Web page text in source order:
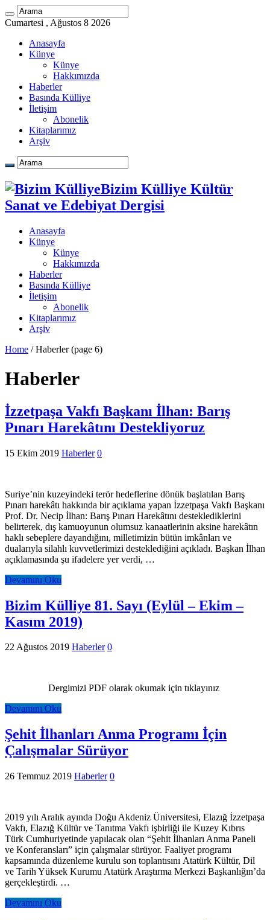
Cumartesi , Ağustos 8 2026
Anasayfa
Künye
Künye
Hakkımızda
Haberler
Basında Külliye
İletişim
Abonelik
Kitaplarımız
Arşiv
Bizim Külliye Kültür
Sanat ve Edebiyat Dergisi
Anasayfa
Künye
Künye
Hakkımızda
Haberler
Basında Külliye
İletişim
Abonelik
Kitaplarımız
Arşiv
Home / Haberler(page 6)
Haberler
İzzetpaşa Vakfı Başkanı İlhan: Barış
Pınarı Harekâtını Destekliyoruz
15 Ekim 2019 Haberler 0
Suriye’nin kuzeyindeki terör hedeflerine dönük başlatılan Barış
Pınarı harekâtı hakkında bir açıklama yapan İzzetpaşa Vakfı Başkanı
Prof. Dr. Necip İlhan: Barış Pınarı Harekâtını desteklediklerini
belirterek, dış kamuoyunun olumsuz kanaatlerinin aksine harekâtın
haklı sebeplere dayandığını, milletimizin bütün imkânları ve
dualarıyla silahlı kuvvetlerimizi desteklediğini açıkladı. Başkan İlhan
açıklamasında şu ifadelere yer verdi, …
Devamını Oku
Bizim Külliye 81. Sayı (Eylül – Ekim –
Kasım 2019)
22 Ağustos 2019 Haberler 0
Dergimizi PDF olarak okumak için tıklayınız
Devamını Oku
Şehit İlhanları Anma Programı İçin
Çalışmalar Sürüyor
26 Temmuz 2019 Haberler 0
2019 yılı Aralık ayında Doğu Akdeniz Üniversitesi, Elazığ İzzetpaşa
Vakfı, Elazığ Kültür ve Tanıtma Vakfı işbirliği ile Kuzey Kıbrıs
Türk Cumhuriyetinde yapılacak olan “Şehit İlhanları Anma Paneli
ve Konferansları” için çalışmalar sürüyor. Faaliyet programı
kapsamında düzenleme kurulu son toplantısını Atatürk Kültür, Dil
ve Tarih Yüksek Kurumu Atatürk Araştırma Merkezi Başkanlığın’da
gerçekleştirdi. …
Devamını Oku